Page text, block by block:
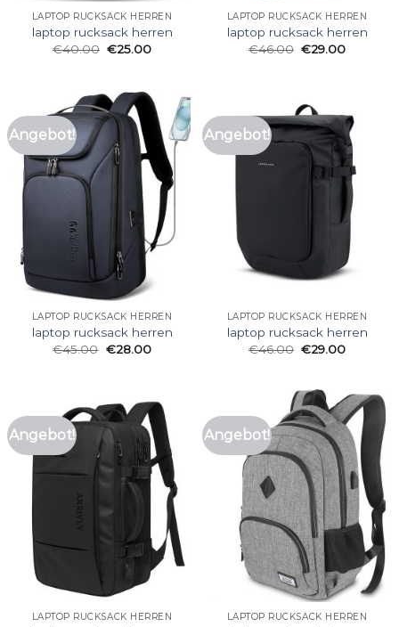
LAPTOP RUCKSACK HERREN
laptop rucksack herren
€40.00 €25.00
LAPTOP RUCKSACK HERREN
laptop rucksack herren
€46.00 €29.00
Angebot!
LAPTOP RUCKSACK HERREN
laptop rucksack herren
€45.00 €28.00
Angebot!
LAPTOP RUCKSACK HERREN
laptop rucksack herren
€46.00 €29.00
Angebot!
LAPTOP RUCKSACK HERREN
Angebot!
LAPTOP RUCKSACK HERREN